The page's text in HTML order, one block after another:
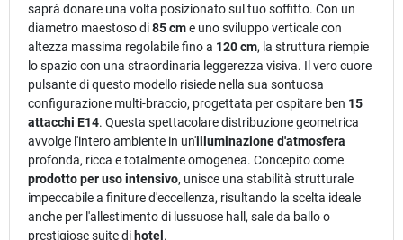
saprà donare una volta posizionato sul tuo soffitto. Con un
diametro maestoso di85 cme uno sviluppo verticale con
altezza massima regolabile fino a 120 cm, la struttura riempie
lo spazio con una straordinaria leggerezza visiva. Il vero cuore
pulsante di questo modello risiede nella sua sontuosa
configurazione multi-braccio, progettata per ospitare ben 15
attacchi E14. Questa spettacolare distribuzione geometrica
avvolge l'intero ambiente in un'illuminazione d'atmosfera
profonda, ricca e totalmente omogenea. Concepito come
prodotto per uso intensivo, unisce una stabilità strutturale
impeccabile a finiture d'eccellenza, risultando la scelta ideale
anche per l'allestimento di lussuose hall, sale da ballo o
prestigiose suite di hotel .